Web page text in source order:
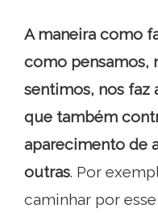
A maneira como
como pensamos,
sentimos, nos faz
que também
aparecimento de
outras. Por
caminhar por